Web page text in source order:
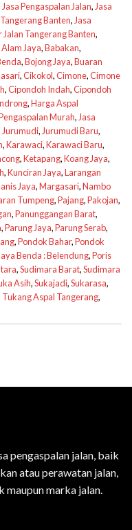
Jasa Pengaspalan Jalan,Jasa
Banten,Jasa
Tangerang Banten,
Alam Jaya,Babakan,
,Bojong Jaya,Buaran
,Cikokol,Cimone,Cimone
,Cipondoh Indah,Cipondoh
,Harga Aspal
Murah,Jasa
Jurumudi,Jurumudi Baru,
,Karawaci,Karawaci Baru,
,Ketapang,Koang Jaya,
,Kunciran Jaya,Larangan
Jaya,Margasari,Nambo
Tumpeng,Pajang,Pakojan,
,Panunggangan Barat,
,Parung Jaya,Parung Serab,
,Pondok Bahar,Pondok
Benda : Belendung,Poris
,Sudimara Barat,Sudimara
Asih,Sukajadi,Sukarasa,
Tukang Aspal Tangerang,
pengaspalan jalan, baik
atau perawatan jalan,
marka jalan.